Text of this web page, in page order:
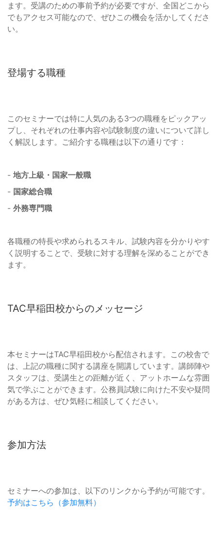
ます。受講のための事前予約が必要ですが、全国どこから
でもアクセス可能なので、ぜひこの機会を活かしてくださ
い。
登場する職種
このセミナーでは特に人気のある3つの職種をピックアッ
プし、それぞれの仕事内容や試験制度の違いについて詳し
く解説します。ご紹介する職種は以下の通りです：
- 地方上級・国家一般職
- 国家総合職
- 外務専門職
各職種の特長や求められるスキル、試験内容を分かりやす
く説明することで、受験に対する理解を深めることができ
ます。
TAC早稲田校からのメッセージ
本セミナーはTAC早稲田校から配信されます。この校舎で
は、上記の職種に関する講座を開講しています。講師陣や
スタッフは、受講生との距離が近く、アットホームな雰囲
気で学ぶことができます。公務員試験に向けた不安や疑問
がある方は、ぜひ気軽に相談してください。
参加方法
セミナーへの参加は、以下のリンクから予約が可能です。
予約はこちら（参加無料）